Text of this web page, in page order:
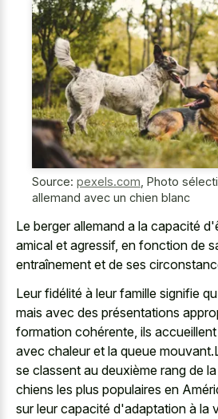
Source: pexels.com, Photo
allemand avec un chien blanc
Le berger allemand a la capacité
amical et agressif, en fonction de
entraînement et de ses
Leur fidélité à leur famille signifie
mais avec des présentations
formation cohérente, ils
avec chaleur et la queue
se classent au deuxième rang de
chiens les plus populaires en
sur leur capacité d'adaptation à la